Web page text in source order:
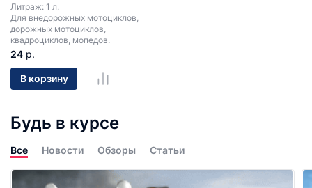
Литраж: 1 л.
Для внедорожных мотоциклов,
дорожных мотоциклов,
квадроциклов, мопедов.
24 р.
В корзину
Будь в курсе
Все Новости Обзоры Статьи